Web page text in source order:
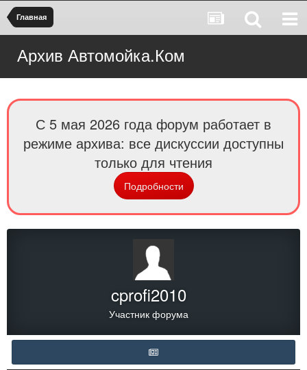
Главная
Архив Автомойка.Ком
С 5 мая 2026 года форум работает в
режиме архива: все дискуссии доступны
только для чтения
Подробности
cprofi2010
Участник форума